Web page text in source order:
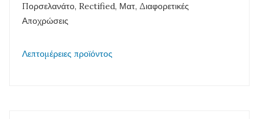
Πορσελανάτο, Rectified, Ματ, Διαφορετικές
Αποχρώσεις
Λεπτομέρειες προϊόντος